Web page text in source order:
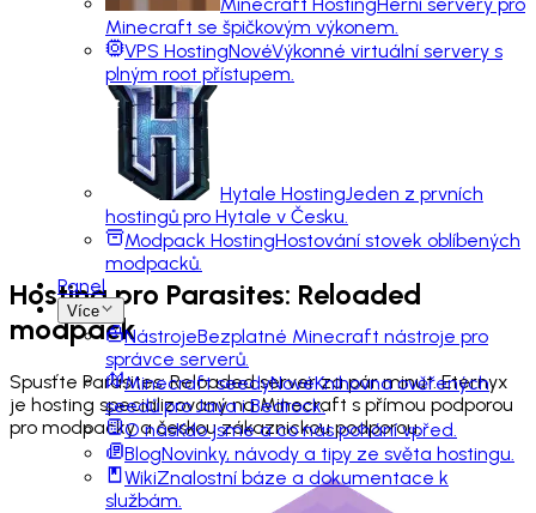
Minecraft se špičkovým výkonem.
VPS HostingNovéVýkonné virtuální servery s
plným root přístupem.
Hytale HostingJeden z prvních
hostingů pro Hytale v Česku.
Modpack HostingHostování stovek oblíbených
modpacků.
Panel
Více
NástrojeBezplatné Minecraft nástroje pro
správce serverů.
Minecraft seedyNovéKnihovna ověřených
seedů pro Java i Bedrock.
O násKdo jsme a co nás pohání vpřed.
BlogNovinky, návody a tipy ze světa hostingu.
WikiZnalostní báze a dokumentace k
službám.
Hosting pro Parasites: Reloaded
modpack
Spusťte Parasites: Reloaded server za pár minut. Eternyx
je hosting specializovaný na Minecraft s přímou podporou
pro modpacky a českou zákaznickou podporou.